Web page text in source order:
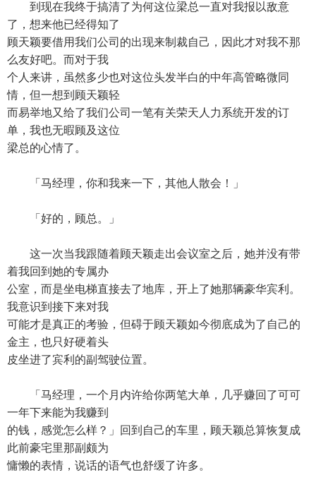
到现在我终于搞清了为何这位梁总一直对我报以敌意
了，想来他已经得知了
顾天颖要借用我们公司的出现来制裁自己，因此才对我不那
么友好吧。而对于我
个人来讲，虽然多少也对这位头发半白的中年高管略微同
情，但一想到顾天颖轻
而易举地又给了我们公司一笔有关荣天人力系统开发的订
单，我也无暇顾及这位
梁总的心情了。
「马经理，你和我来一下，其他人散会！」
「好的，顾总。」
这一次当我跟随着顾天颖走出会议室之后，她并没有带
着我回到她的专属办
公室，而是坐电梯直接去了地库，开上了她那辆豪华宾利。
我意识到接下来对我
可能才是真正的考验，但碍于顾天颖如今彻底成为了自己的
金主，也只好硬着头
皮坐进了宾利的副驾驶位置。
「马经理，一个月内许给你两笔大单，几乎赚回了可可
一年下来能为我赚到
的钱，感觉怎么样？」回到自己的车里，顾天颖总算恢复成
此前豪宅里那副颇为
慵懒的表情，说话的语气也舒缓了许多。